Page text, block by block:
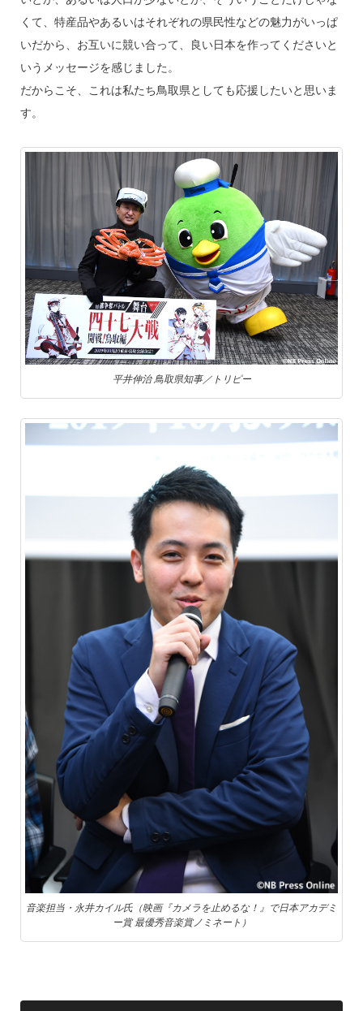
くて、特産品やあるいはそれぞれの県民性などの魅力がいっぱ
いだから、お互いに競い合って、良い日本を作ってくださいと
いうメッセージを感じました。
だからこそ、これは私たち鳥取県としても応援したいと思いま
す。
平井伸治 鳥取県知事／トリピー
音楽担当・永井カイル氏（映画『カメラを止めるな！』で日本アカデミ
ー賞 最優秀音楽賞ノミネート）